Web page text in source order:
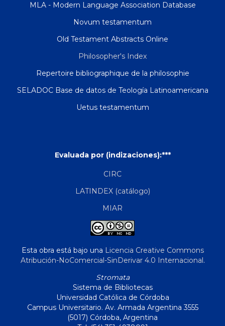
MLA - Modern Language Association Database
Novum testamentum
Old Testament Abstracts Online
Philosopher's Index
Repertoire bibliographique de la philosophie
SELADOC Base de datos de Teología Latinoamericana
Uetus testamentum
Evaluada por (indizaciones):***
CIRC
LATINDEX (catálogo)
MIAR
Esta obra está bajo una Licencia Creative Commons
Atribución-NoComercial-SinDerivar 4.0 Internacional.
Stromata
Sistema de Bibliotecas
Universidad Católica de Córdoba
Campus Universitario. Av. Armada Argentina 3555
(5017) Córdoba, Argentina